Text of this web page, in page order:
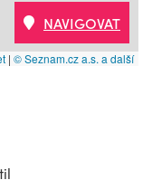
| © Seznam.cz a.s. a další
NAVIGOVAT